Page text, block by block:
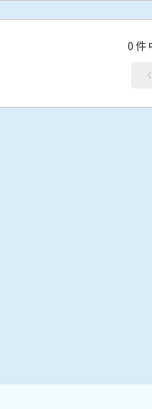
0件